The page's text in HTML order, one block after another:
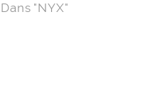
Dans "NYX"